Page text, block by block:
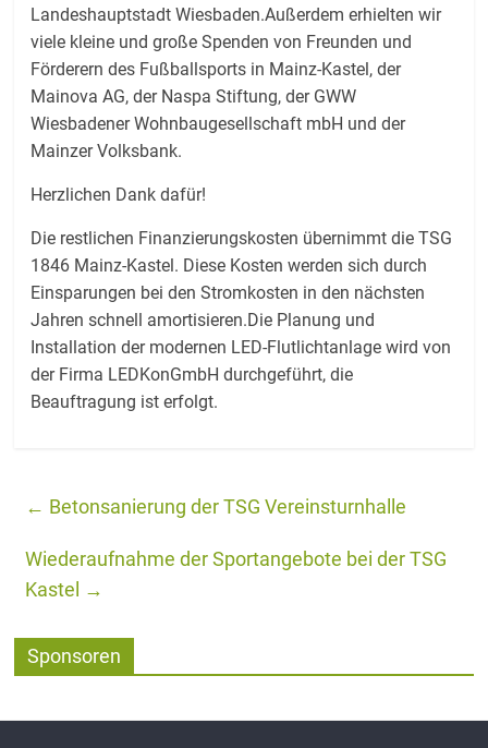
Landeshauptstadt Wiesbaden.Außerdem erhielten wir
viele kleine und große Spenden von Freunden und
Förderern des Fußballsports in Mainz-Kastel, der
Mainova AG, der Naspa Stiftung, der GWW
Wiesbadener Wohnbaugesellschaft mbH und der
Mainzer Volksbank.
Herzlichen Dank dafür!
Die restlichen Finanzierungskosten übernimmt die TSG
1846 Mainz-Kastel. Diese Kosten werden sich durch
Einsparungen bei den Stromkosten in den nächsten
Jahren schnell amortisieren.Die Planung und
Installation der modernen LED-Flutlichtanlage wird von
der Firma LEDKonGmbH durchgeführt, die
Beauftragung ist erfolgt.
← Betonsanierung der TSG Vereinsturnhalle
Wiederaufnahme der Sportangebote bei der TSG
Kastel →
Sponsoren